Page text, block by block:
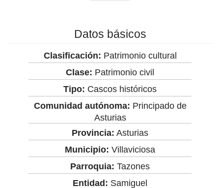
Datos básicos
Clasificación: Patrimonio cultural
Clase: Patrimonio civil
Tipo: Cascos históricos
Comunidad autónoma: Principado de
Asturias
Provincia: Asturias
Municipio: Villaviciosa
Parroquia: Tazones
Entidad: Samiguel